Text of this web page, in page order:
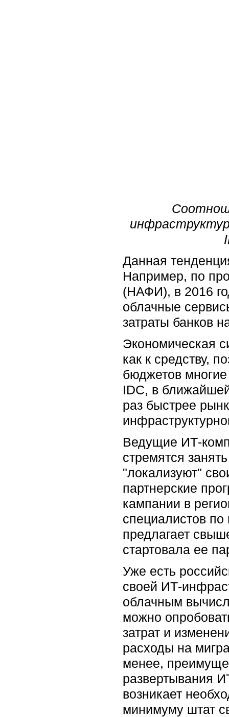
Данная
Например, по
(НАФИ), в 2016
облачные
затраты банков
Экономическая
как к средству,
бюджетов
IDC, в
раз быстрее
Ведущие ИТ-
стремятся
"локализуют"
партнерские
кампании в
специалистов
предлагает
стартовала ее
Уже есть
своей ИТ-
облачным
можно
затрат и
расходы на
менее,
развертывания
возникает
минимуму штат